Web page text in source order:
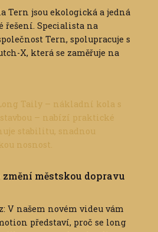
Tern jsou ekologická a jedná
řešení. Specialista na
Tern, spolupracuje s
X, která se zaměřuje na
změní městskou dopravu
V našem novém videu vám
představí, proč se long